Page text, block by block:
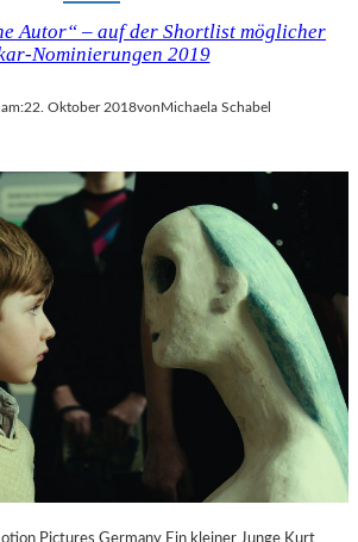
Autor“ – auf der Shortlist möglicher
Nominierungen 2019
22. Oktober 2018vonMichaela Schabel
Pictures Germany Ein kleiner Junge Kurt